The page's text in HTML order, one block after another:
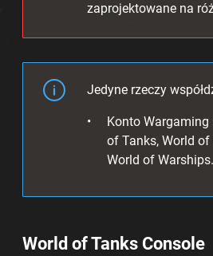
zaprojektowane na
Jedyne rzeczy
Konto Wargaming
of Tanks, World of
World of Warships.
World of Tanks Console